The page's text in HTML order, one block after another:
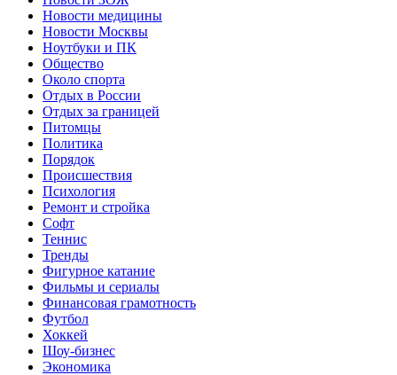
Новости медицины
Новости Москвы
Ноутбуки и ПК
Общество
Около спорта
Отдых в России
Отдых за границей
Питомцы
Политика
Порядок
Происшествия
Психология
Ремонт и стройка
Софт
Теннис
Тренды
Фигурное катание
Фильмы и сериалы
Финансовая грамотность
Футбол
Хоккей
Шоу-бизнес
Экономика